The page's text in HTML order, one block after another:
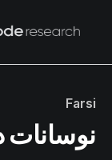
Farsi
نوسانات